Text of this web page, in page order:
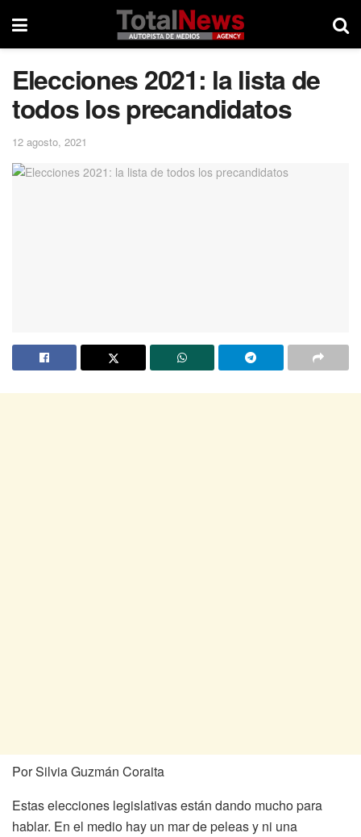
Elecciones 2021: la lista de
todos los precandidatos
12 agosto, 2021
Por Silvia Guzmán Coraita
Estas elecciones legislativas están dando mucho para
hablar. En el medio hay un mar de peleas y ni una